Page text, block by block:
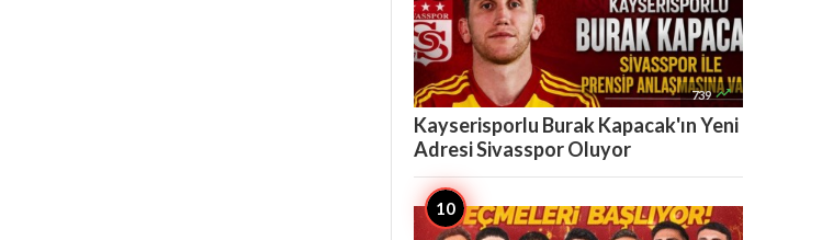
739 
Kayserisporlu Burak Kapacak'ın Yeni
Adresi Sivasspor Oluyor